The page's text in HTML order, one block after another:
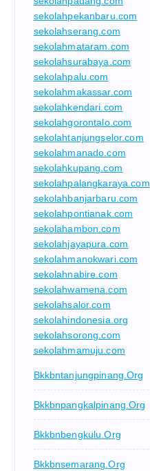
sekolahpekanbaru.com
sekolahserang.com
sekolahmataram.com
sekolahsurabaya.com
sekolahpalu.com
sekolahmakassar.com
sekolahkendari.com
sekolahgorontalo.com
sekolahtanjungselor.com
sekolahmanado.com
sekolahkupang.com
sekolahpalangkaraya.com
sekolahbanjarbaru.com
sekolahpontianak.com
sekolahambon.com
sekolahjayapura.com
sekolahmanokwari.com
sekolahnabire.com
sekolahwamena.com
sekolahsalor.com
sekolahindonesia.org
sekolahsorong.com
sekolahmamuju.com
Bkkbntanjungpinang.org
Bkkbnpangkalpinang.org
Bkkbnbengkulu.org
Bkkbnsemarang.org